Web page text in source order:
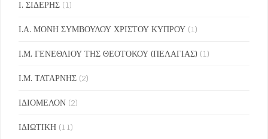
Ι. ΣΙΔΕΡΗΣ (1)
Ι.Α. ΜΟΝΗ ΣΥΜΒΟΥΛΟΥ ΧΡΙΣΤΟΥ ΚΥΠΡΟΥ (1)
Ι.Μ. ΓΕΝΕΘΛΙΟΥ ΤΗΣ ΘΕΟΤΟΚΟΥ (ΠΕΛΑΓΙΑΣ) (1)
Ι.Μ. ΤΑΤΑΡΝΗΣ (2)
ΙΔΙΟΜΕΛΟΝ (2)
ΙΔΙΩΤΙΚΗ (11)